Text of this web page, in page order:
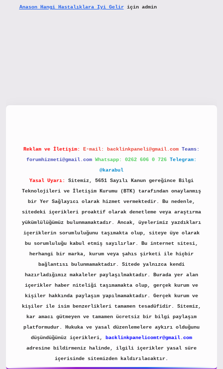
Anason Hangi Hastalıklara Iyi Geliriçin admin
Reklam ve İletişim: E-mail: backlinkpaneli@gmail.com Teams:
forumhizmeti@gmail.com Whatsapp: 0262 606 0 726 Telegram:
@karabul
Yasal Uyarı:
Sitemiz, 5651 Sayılı Kanun gereğince Bilgi
Teknolojileri ve İletişim Kurumu (BTK) tarafından onaylanmış
bir Yer Sağlayıcı olarak hizmet vermektedir. Bu nedenle,
sitedeki içerikleri proaktif olarak denetleme veya araştırma
yükümlülüğümüz bulunmamaktadır. Ancak, üyelerimiz yazdıkları
içeriklerin sorumluluğunu taşımakta olup, siteye üye olarak
bu sorumluluğu kabul etmiş sayılırlar. Bu internet sitesi,
herhangi bir marka, kurum veya şahıs şirketi ile hiçbir
bağlantısı bulunmamaktadır. Sitede yalnızca kendi
hazırladığımız makaleler paylaşılmaktadır. Burada yer alan
içerikler haber niteliği taşımamakta olup, gerçek kurum ve
kişiler hakkında paylaşım yapılmamaktadır. Gerçek kurum ve
kişiler ile isim benzerlikleri tamamen tesadüfidir. Sitemiz,
kar amacı gütmeyen ve tamamen ücretsiz bir bilgi paylaşım
platformudur. Hukuka ve yasal düzenlemelere aykırı olduğunu
düşündüğünüz içerikleri,
backlinkpanelicomtr@gmail.com
adresine bildirmeniz halinde, ilgili içerikler yasal süre
içerisinde sitemizden kaldırılacaktır.